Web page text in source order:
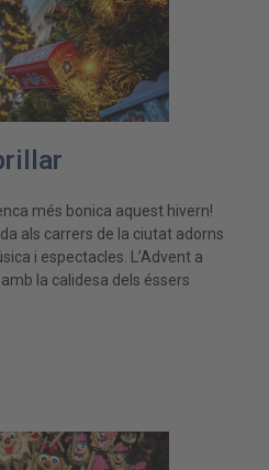
més bonica aquest hivern!
als carrers de la ciutat adorns
i espectacles. L’Advent a
la calidesa dels éssers